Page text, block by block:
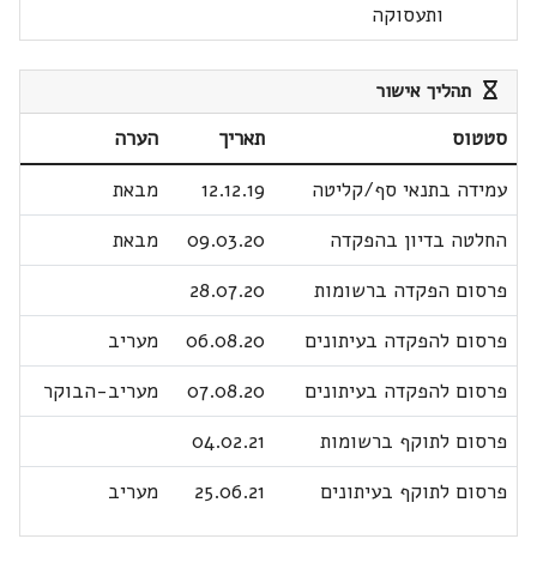
ותעסוקה
תהליך אישור
סטטוס תאריך
הערה
עמידה בתנאי סף/קליטה
12.12.19
מבאת
החלטה בדיון בהפקדה
09.03.20
מבאת
פרסום הפקדה ברשומות
28.07.20
פרסום להפקדה בעיתונים
06.08.20
מעריב
פרסום להפקדה בעיתונים
07.08.20
מעריב-הבוקר
פרסום לתוקף ברשומות
04.02.21
פרסום לתוקף בעיתונים
25.06.21 מעריב